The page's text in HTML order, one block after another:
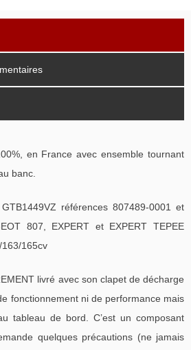
en France avec ensemble tournant
banc.
références 807489-0001 et
807, EXPERT et EXPERT TEPEE
165cv
livré avec son clapet de décharge
fonctionnement ni de performance mais
tableau de bord. C’est un composant
quelques précautions (ne jamais